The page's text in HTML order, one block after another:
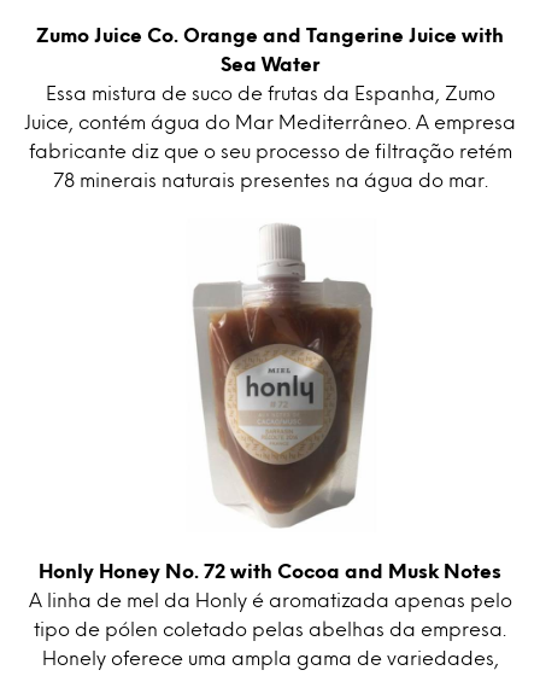
Zumo Juice Co. Orange and Tangerine Juice with
Sea Water
Essa mistura de suco de frutas da Espanha, Zumo
Juice, contém água do Mar Mediterrâneo. A empresa
fabricante diz que o seu processo de filtração retém
78 minerais naturais presentes na água do mar.
Honly Honey No. 72 with Cocoa and Musk Notes
A linha de mel da Honly é aromatizada apenas pelo
tipo de pólen coletado pelas abelhas da empresa.
Honely oferece uma ampla gama de variedades,